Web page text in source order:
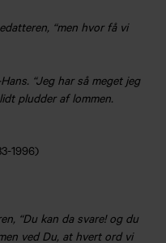
“men hvor få vi
“Jeg har så meget jeg
pludder af lommen.
1996)
“Du kan da svare! og du
ved Du, at hvert ord vi